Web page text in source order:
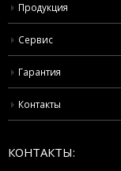
Продукция
Сервис
Гарантия
Контакты
КОНТАКТЫ: